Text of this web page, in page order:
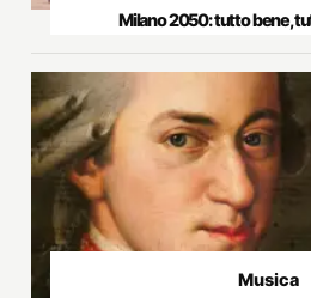
Milano 2050: tutto bene,
Musica